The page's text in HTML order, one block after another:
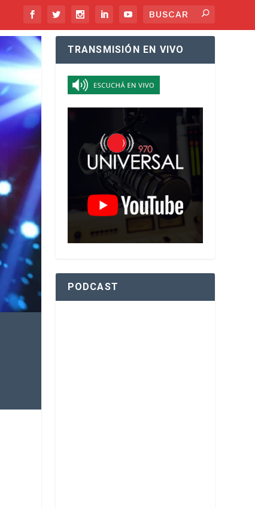
TRANSMISIÓN EN VIVO
PODCAST